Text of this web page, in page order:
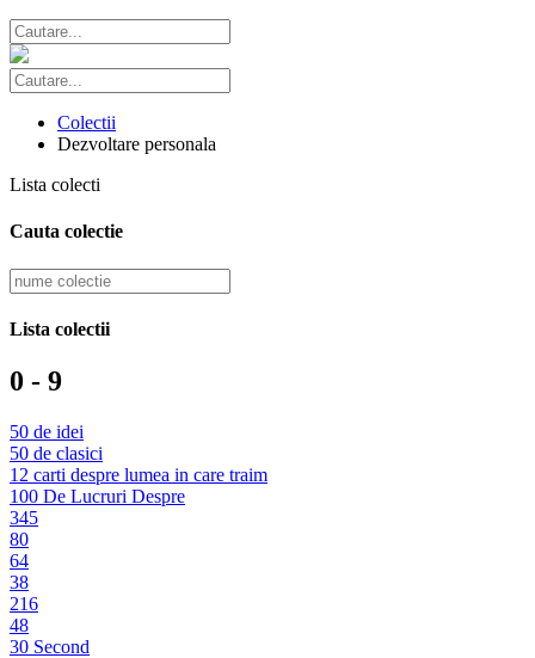
Colectii
Dezvoltare personala
Lista colecti
Cauta colectie
Lista colectii
0 - 9
50 de idei
50 de clasici
12 carti despre lumea in care traim
100 De Lucruri Despre
345
80
64
38
216
48
30 Second